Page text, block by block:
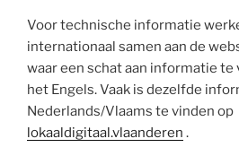
Voor technische informatie
internationaal samen aan de
waar een schat aan informatie te
het Engels. Vaak is dezelfde
Nederlands/Vlaams te vinden op
lokaaldigitaal.vlaanderen .